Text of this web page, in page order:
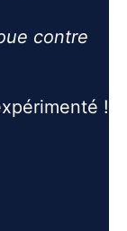
contre
!